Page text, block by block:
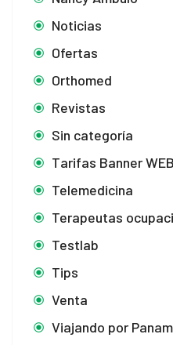
Noticias
Ofertas
Orthomed
Revistas
Sin categoría
Tarifas Banner WEB
Telemedicina
Terapeutas
Testlab
Tips
Venta
Viajando por